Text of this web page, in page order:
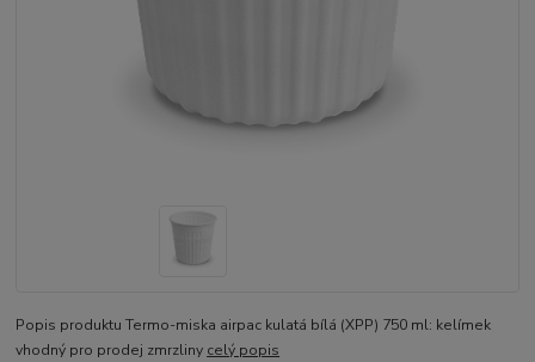
Popis produktu Termo-miska airpac kulatá bílá (XPP) 750 ml: kelímek
vhodný pro prodej zmrzliny celý popis